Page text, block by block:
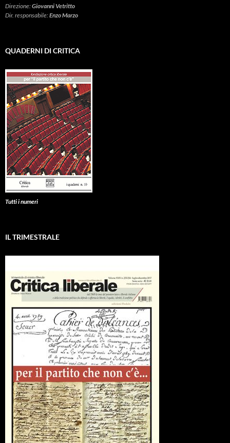
Direzione:Giovanni Vetritto
Dir. responsabile:Enzo Marzo
QUADERNI DI CRITICA
Tutti i numeri
IL TRIMESTRALE